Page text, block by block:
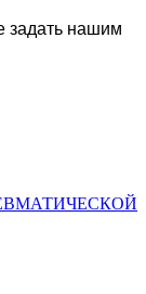
задать нашим